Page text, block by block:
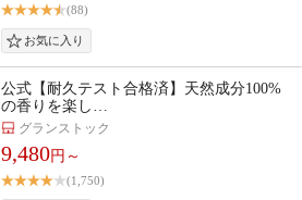
(88)
公式【耐久テスト合格済】天然成分100%
の香りを楽し…
グランストック
9,480円～
(1,750)